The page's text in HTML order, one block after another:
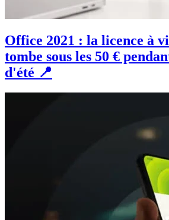
Office 2021 : la licence à
tombe sous les 50 €
d'été 📍